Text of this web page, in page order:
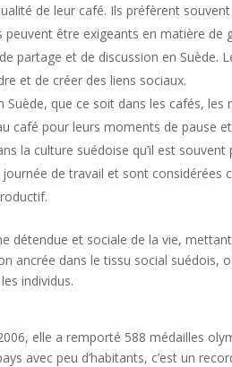
de leur café. Ils préfèrent
être exigeants en matière de
partage et de discussion en Suède.
et de créer des liens sociaux.
que ce soit dans les cafés, les
café pour leurs moments de pause
la culture suédoise qu’il est
de travail et sont considérées
détendue et sociale de la vie,
ancrée dans le tissu social suédois,
individus.
elle a remporté 588 médailles
avec peu d’habitants, c’est un